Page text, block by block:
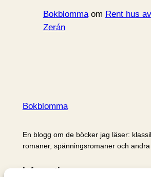
Bokblommaom Rent hus
Zerán
Bokblomma
En blogg om de böcker jag läser:
romaner, spänningsromaner och andra
Information